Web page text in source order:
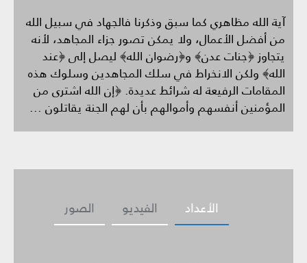
آية الله مظاهري كما سبق وذكرنا فالجهاد في سبيل الله
من أفضل الأعمال، ولا يمكن تصور جزاء المجاهد، لأنه
يتجاوز ﴿جنات عدن﴾ و﴿رضوان الله﴾ ليصل إلى ﴿عند
الله﴾ ولكن الانخراط في سلك المجاهدين وسلوك هذه
المقامات الرفيعة له شرائط عديدة. ﴿إن الله اشترى من
المؤمنين أنفسهم وأموالهم بأن لهم الجنة يقاتلون ...
الصور الفيديو الأعداد